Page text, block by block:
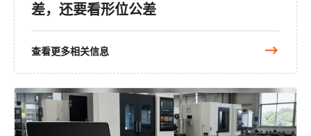
差，还要看形位公差
查看更多相关信息